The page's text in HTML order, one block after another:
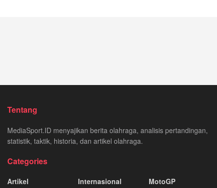
Tentang
MediaSport.ID menyajikan berita olahraga, analisis pertandingan,
statistik, taktik, historia, dan artikel olahraga.
Categories
Artikel
Internasional
MotoGP